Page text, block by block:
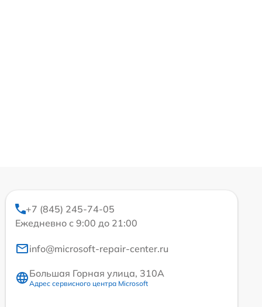
+7 (845) 245-74-05
Ежедневно с 9:00 до 21:00
info@microsoft-repair-center.ru
Большая Горная улица, 310А
Адрес сервисного центра Microsoft